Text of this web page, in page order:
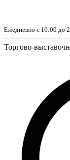
Ежедневно с 10:00 до
Торгово-